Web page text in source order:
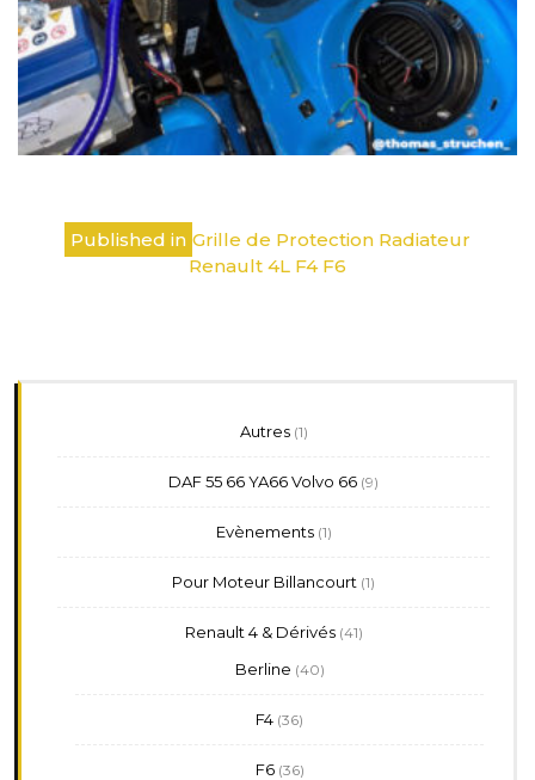
Navigation
Published in Grille de Protection Radiateur
Renault 4L F4 F6
Autres 11
DAF 55 66 YA66 Volvo 66 99
Evènements 11
Pour Moteur Billancourt 11
Renault 4 & Dérivés 4141
Berline 4040
F4 3636
F6 3636